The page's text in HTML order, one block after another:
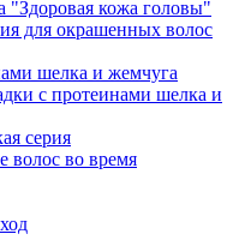
"Здоровая кожа головы"
для окрашенных волос
шелка и жемчуга
с протеинами шелка и
серия
волос во время